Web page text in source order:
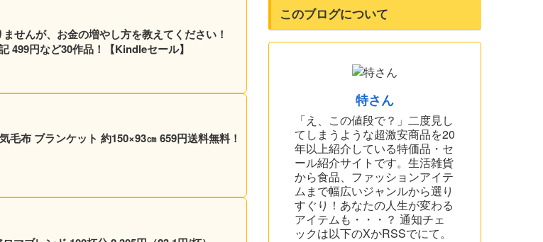
せんが、お金の増やし方を教えてください！
499円など30作品！【Kindleセール】
毛布 ブランケット 約150×93㎝ 659円送料無料！
このブログについて
特さん
「え、この値段で？」二度見し
てしまうような超激安商品を20
年以上紹介している特価品・セ
ール紹介サイトです。生活雑貨
から食品、ファッションアイテ
ムまで幅広いジャンルから選り
すぐり！あなたの人生が変わる
アイテムも・・・？ 通知チェ
ックは以下のXかRSSでにて。